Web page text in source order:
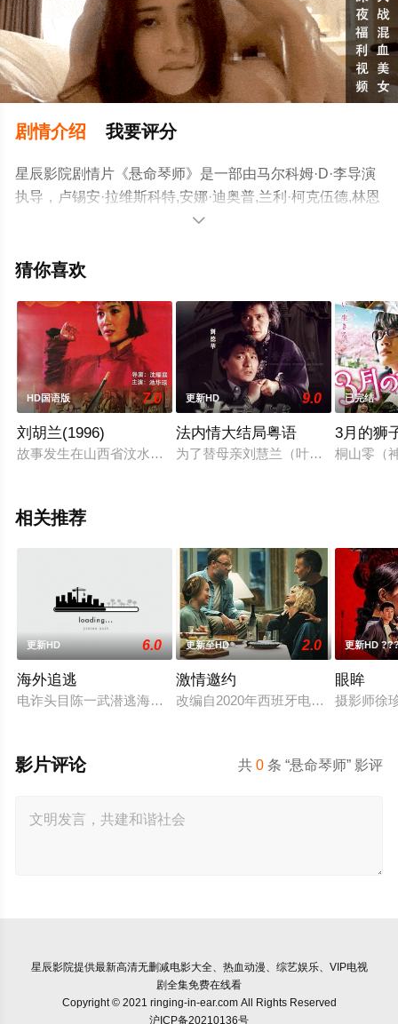
剧情介绍 我要评分
星辰影院剧情片《悬命琴师》是一部由马尔科姆·D·李导演
执导，卢锡安·拉维斯科特,安娜·迪奥普,兰利·柯克伍德,林恩
·惠特菲尔德,菲利普·韦利,克洛伊·贝利,可可·琼
影，手机免费观看高清未删减完整版电影大全就上星辰电
等平台了解。

猜你喜欢
HD国语版 7.0
刘胡兰(1996)
故事发生在山西省汶水县云周西村，年幼的刘胡兰（池华琼 饰
更新HD 9.0
法内情大结局粤语
为了替母亲刘慧兰（叶德娴 饰）洗
已完结
3月的狮
桐山零（
相关推荐
更新HD 6.0
海外追逃
电诈头目陈一武潜逃海外实施诈骗犯罪，为将其引渡回国，中
更新至HD 2.0
激情邀约
改编自2020年西班牙电影《多愁善
更新HD
眼眸
摄影师徐
共0 条 “悬命琴师” 影评
影片评论
星辰影院提供最新高清无删减电影大全、热血动漫、综艺娱乐、VIP电视
剧全集免费在线看
Copyright © 2021 ringing-in-ear.com All Rights Reserved
沪ICP备20210136号